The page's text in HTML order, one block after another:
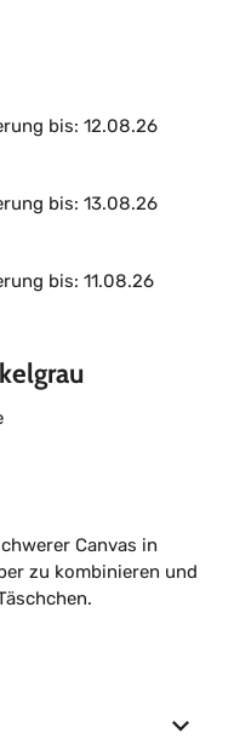
bis: 12.08.26
bis: 13.08.26
bis: 11.08.26
Canvas in
zu kombinieren und